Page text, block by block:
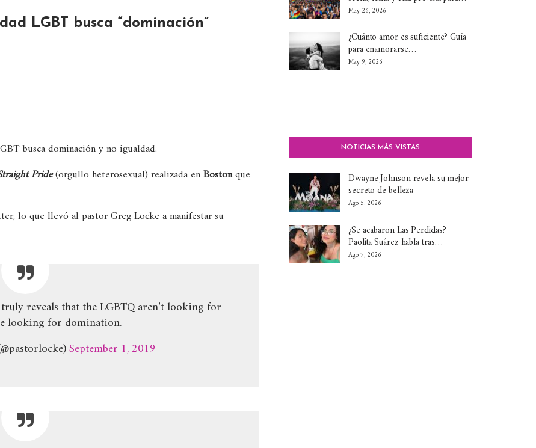
LGBT busca “dominación”
busca dominación y no igualdad.
Pride(orgullo heterosexual) realizada enBostonque
lo que llevó al pastor Greg Locke a manifestar su
reveals that the LGBTQ aren’t looking for
looking for domination.
September 1, 2019
May 26, 2026
¿Cuánto amor es suficiente? Guía
para enamorarse…
May 9, 2026
NOTICIAS MÁS VISTAS
Dwayne Johnson revela su mejor
secreto de belleza
Ago 5, 2026
¿Se acabaron Las Perdidas?
Paolita Suárez habla tras…
Ago 7, 2026